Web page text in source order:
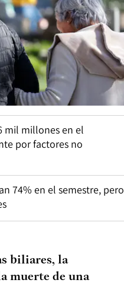
mil millones en el
por factores no
74% en el semestre, pero
biliares, la
muerte de una